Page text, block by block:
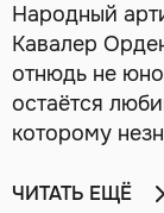
Народный
Кавалер
отнюдь не
остаётся
которому
ЧИТАТЬ ЕЩЁ